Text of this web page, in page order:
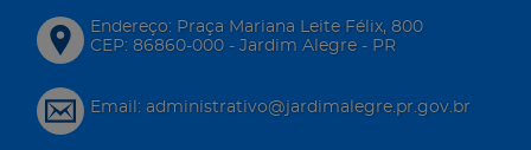
Endereço: Praça Mariana Leite Félix, 800
CEP: 86860-000 - Jardim Alegre - PR
Email: administrativo@jardimalegre.pr.gov.br